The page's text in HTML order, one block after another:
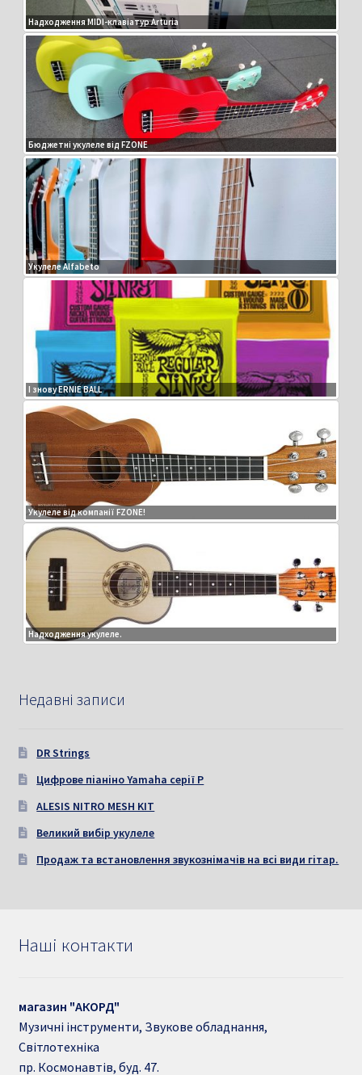
Надходження MIDI-клавіатур Arturia
Бюджетні укулеле від FZONE
Укулеле Alfabeto
І знову ERNIE BALL
Укулеле від компанії FZONE!
Надходження укулеле.
Недавні записи
DR Strings
Цифрове піаніно Yamaha серії P
ALESIS NITRO MESH KIT
Великий вибір укулеле
Продаж та встановлення звукознімачів на всі види гітар.
Наші контакти
магазин "АКОРД"
Музичні інструменти, Звукове обладнання,
Світлотехніка
пр. Космонавтів, буд. 47.